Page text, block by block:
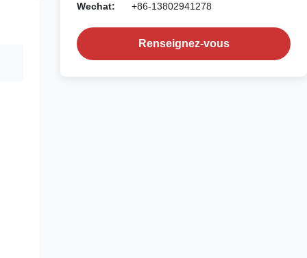
Wechat: +86-13802941278
Renseignez-vous